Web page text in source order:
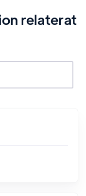
relaterat